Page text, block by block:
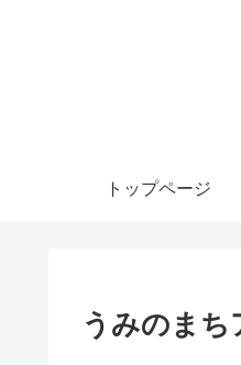
トップページ
うみのまち